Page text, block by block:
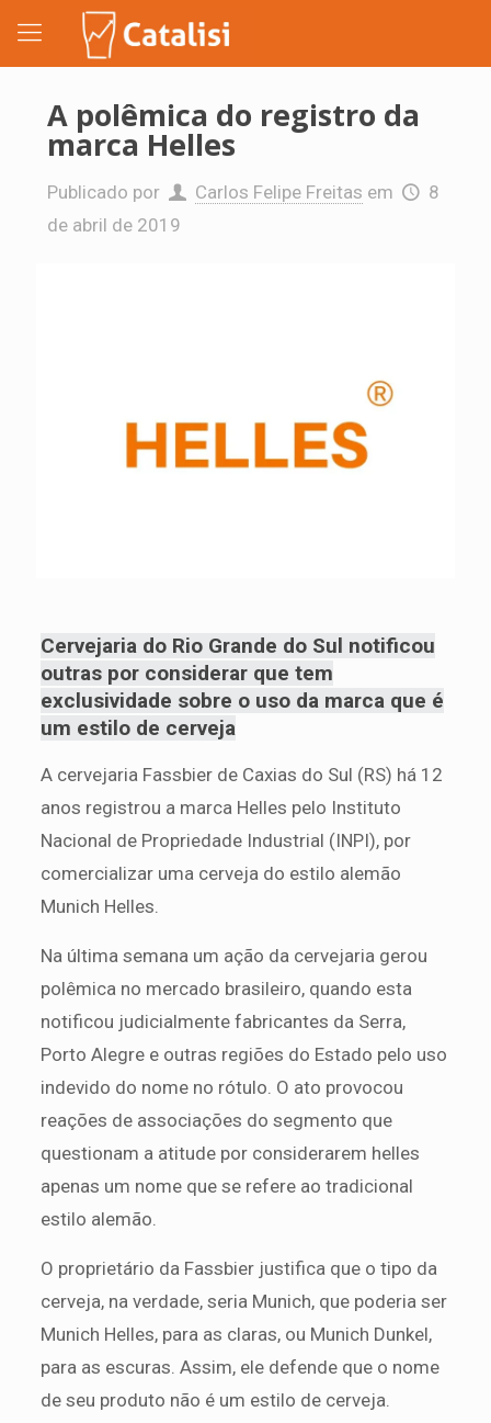
A polêmica do registro da
marca Helles
Publicado por Carlos Felipe Freitas em
8
de abril de 2019
Cervejaria do Rio Grande do Sul notificou
outras por considerar que tem
exclusividade sobre o uso da marca que é
um estilo de cerveja
A cervejaria Fassbier de Caxias do Sul (RS) há 12
anos registrou a marca Helles pelo Instituto
Nacional de Propriedade Industrial (INPI), por
comercializar uma cerveja do estilo alemão
Munich Helles.
Na última semana um ação da cervejaria gerou
polêmica no mercado brasileiro, quando esta
notificou judicialmente fabricantes da Serra,
Porto Alegre e outras regiões do Estado pelo uso
indevido do nome no rótulo. O ato provocou
reações de associações do segmento que
questionam a atitude por considerarem helles
apenas um nome que se refere ao tradicional
estilo alemão.
O proprietário da Fassbier justifica que o tipo da
cerveja, na verdade, seria Munich, que poderia ser
Munich Helles, para as claras, ou Munich Dunkel,
para as escuras. Assim, ele defende que o nome
de seu produto não é um estilo de cerveja.